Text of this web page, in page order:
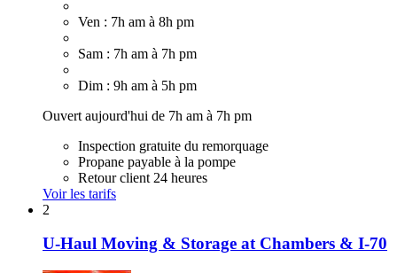
Ven : 7h am à 8h pm
Sam : 7h am à 7h pm
Dim : 9h am à 5h pm
Ouvert aujourd'hui de 7h am à 7h pm
Inspection gratuite du remorquage
Propane payable à la pompe
Retour client 24 heures
Voir les tarifs
2
U-Haul Moving & Storage at Chambers & I-70